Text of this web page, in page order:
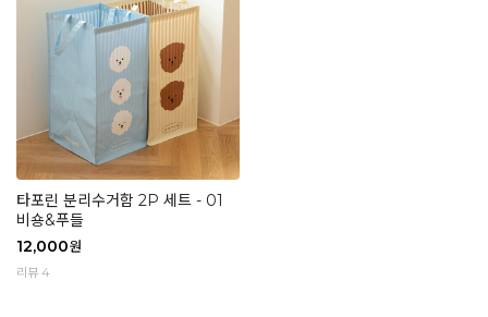
타포린 분리수거함 2P 세트 - 01
비숑&푸들
12,000원
리뷰 4